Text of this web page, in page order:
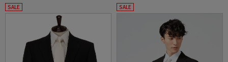
SALE SALE